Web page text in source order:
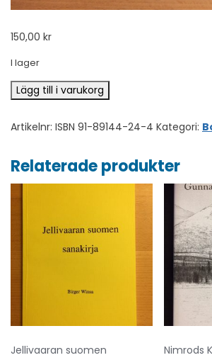
150,00 kr
I lager
Lyykeri mängd
Lägg till i varukorg
Artikelnr: ISBN 91-89144-24-4 Kategori:
Relaterade produkter
Jellivaaran suomen
Nimrods